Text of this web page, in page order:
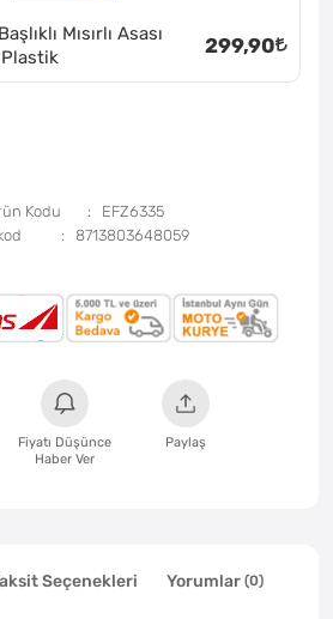
Mısırlı Asası
Plastik
299,90
Kodu
EFZ6335
8713803648059
Fiyatı Düşünce
Haber Ver
Paylaş
Seçenekleri Yorumlar (0)